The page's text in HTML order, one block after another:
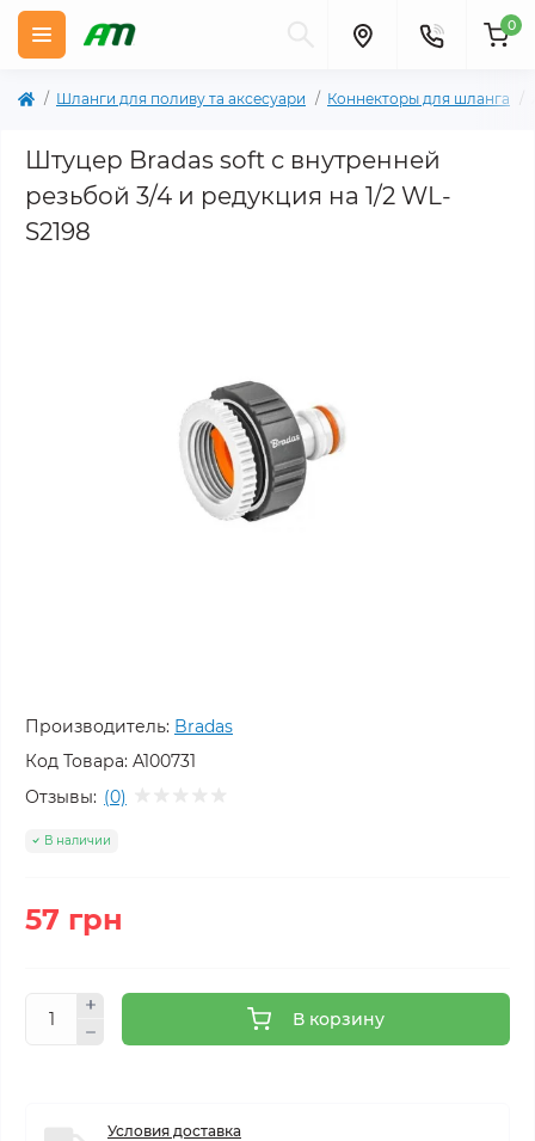
0
Шланги для поливу та аксесуари Коннекторы для шланга
Штуцер Bradas soft с внутренней
резьбой 3/4 и редукция на 1/2 WL-
S2198
Производитель: Bradas
Код Товара: A100731
Отзывы: (0)
В наличии
57 грн
В корзину
Условия доставка